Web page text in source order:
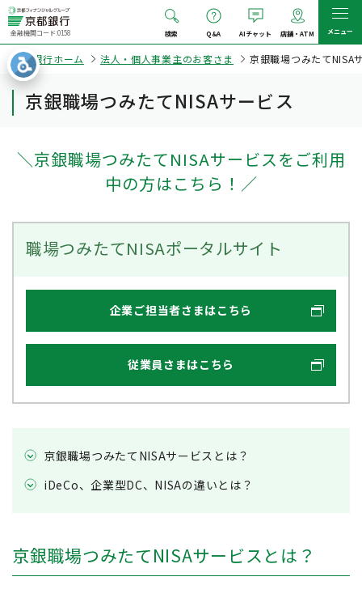
金融機関コード:0158 検索 Q&A AIチャット 店舗・ATM メニュー
京都銀行ホーム 法人・個人事業主のお客さま 京銀職場つみたてNISA
京銀職場つみたてNISAサービス
＼京銀職場つみたてNISAサービスをご利用
中の方はこちら！／
職場つみたてNISAポータルサイト
企業ご担当者さまはこちら
従業員さまはこちら
京銀職場つみたてNISAサービスとは？
iDeCo、企業型DC、NISAの違いとは？
京銀職場つみたてNISAサービスとは？